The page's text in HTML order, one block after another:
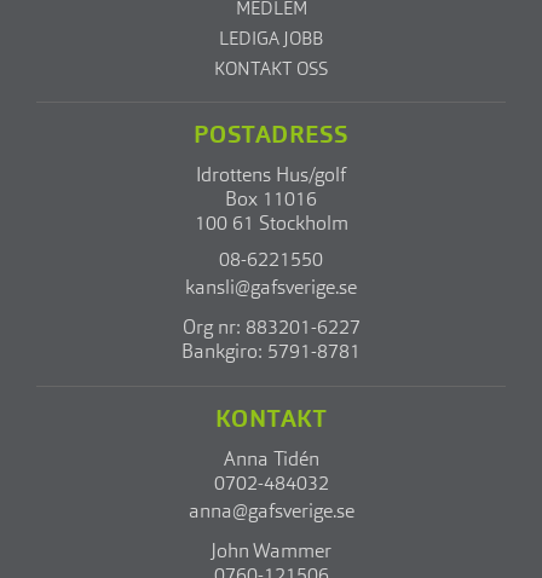
MEDLEM
LEDIGA JOBB
KONTAKT OSS
POSTADRESS
Idrottens Hus/golf
Box 11016
100 61 Stockholm
08-6221550
kansli@gafsverige.se
Org nr: 883201-6227
Bankgiro: 5791-8781
KONTAKT
Anna Tidén
0702-484032
anna@gafsverige.se
John Wammer